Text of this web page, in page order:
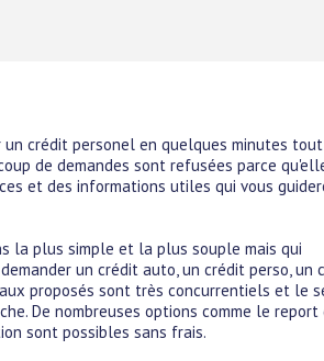
crédit personel en quelques minutes
de demandes sont refusées parce
et des informations utiles qui vous
la plus simple et la plus souple mais qui
un crédit auto, un crédit perso, un
proposés sont très concurrentiels et le
De nombreuses options comme le report
sont possibles sans frais.